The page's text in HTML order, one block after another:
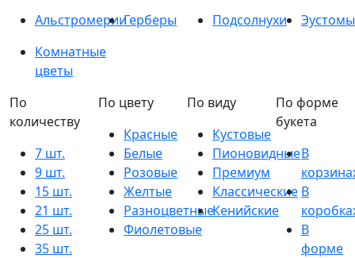
АльстромерииГерберы Подсолнухи
Эустомы
Комнатные
цветы
По
количеству
7 шт.
9 шт.
15 шт.
21 шт.
25 шт.
35 шт.
По цвету
Красные
Белые
Розовые
Желтые
Разноцветные
Фиолетовые
По виду
Кустовые
Пионовидные
Премиум
Классические
Кенийские
По форме
букета
В
В
В
форме